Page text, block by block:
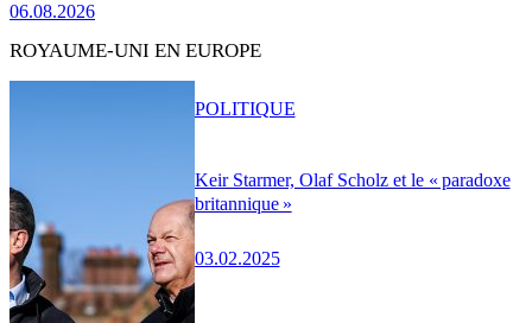
06.08.2026
ROYAUME-UNI EN EUROPE
Keir Starmer, Olaf Scholz et le « paradoxe
britannique »
03.02.2025
POLITIQUE